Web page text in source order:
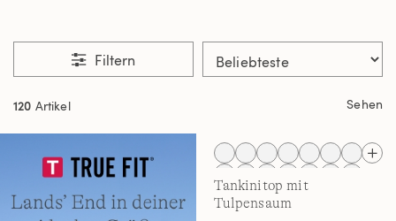
Filtern
120 Artikel Sehen
Tankinitop mit
Tulpensaum